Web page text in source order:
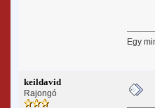
Egy
keildavid
Rajongó